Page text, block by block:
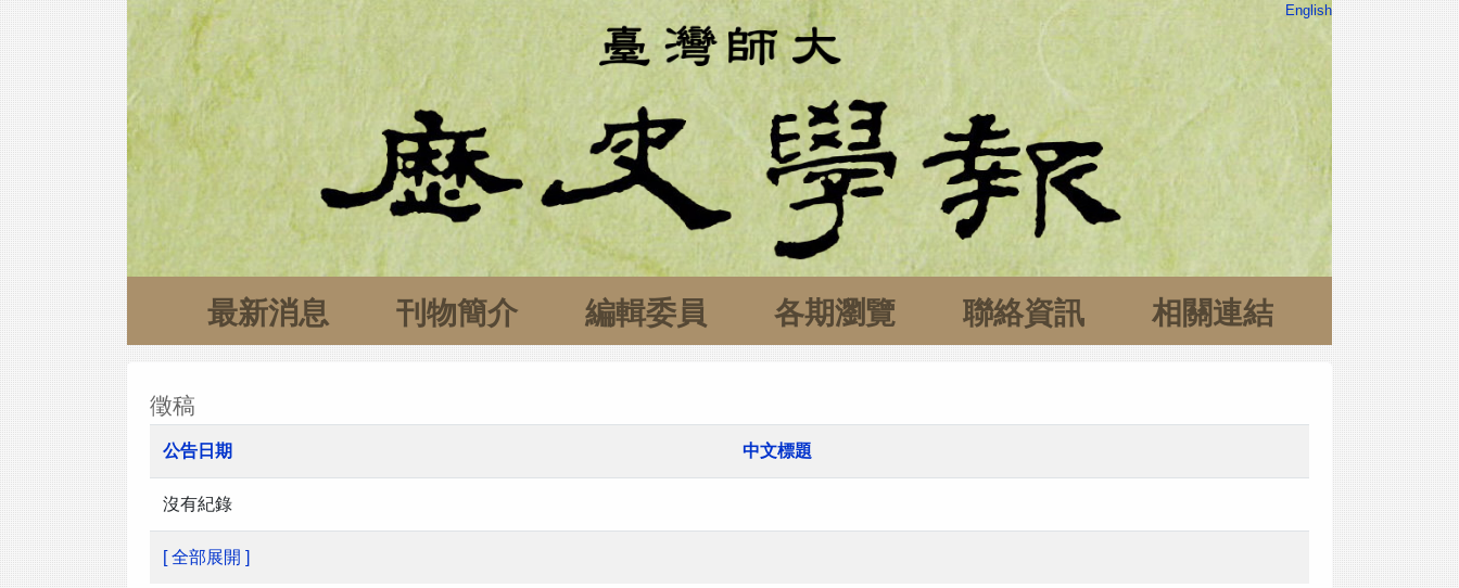
English
最新消息 刊物簡介 編輯委員 各期瀏覽 聯絡資訊 相關連結
徵稿
公告日期 中文標題
沒有紀錄
[ 全部展開 ]